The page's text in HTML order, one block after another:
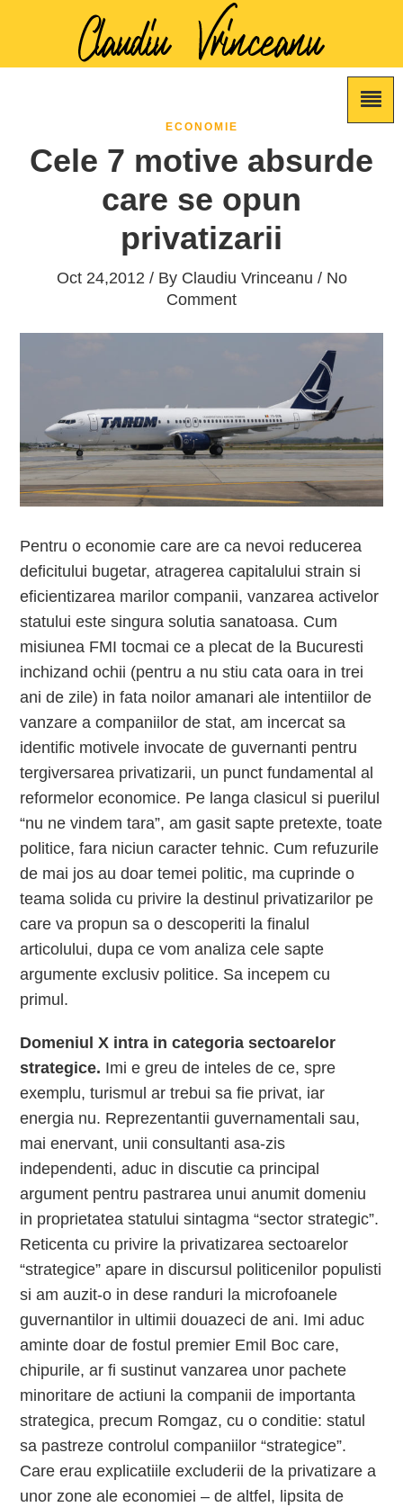
ECONOMIE
Cele 7 motive absurde
care se opun
privatizarii
Oct 24,2012 / By Claudiu Vrinceanu / No
Comment
Pentru o economie care are ca nevoi reducerea
deficitului bugetar, atragerea capitalului strain si
eficientizarea marilor companii, vanzarea activelor
statului este singura solutia sanatoasa. Cum
misiunea FMI tocmai ce a plecat de la Bucuresti
inchizand ochii (pentru a nu stiu cata oara in trei
ani de zile) in fata noilor amanari ale intentiilor de
vanzare a companiilor de stat, am incercat sa
identific motivele invocate de guvernanti pentru
tergiversarea privatizarii, un punct fundamental al
reformelor economice. Pe langa clasicul si puerilul
“nu ne vindem tara”, am gasit sapte pretexte, toate
politice, fara niciun caracter tehnic. Cum refuzurile
de mai jos au doar temei politic, ma cuprinde o
teama solida cu privire la destinul privatizarilor pe
care va propun sa o descoperiti la finalul
articolului, dupa ce vom analiza cele sapte
argumente exclusiv politice. Sa incepem cu
primul.
Domeniul X intra in categoria sectoarelor
strategice. Imi e greu de inteles de ce, spre
exemplu, turismul ar trebui sa fie privat, iar
energia nu. Reprezentantii guvernamentali sau,
mai enervant, unii consultanti asa-zis
independenti, aduc in discutie ca principal
argument pentru pastrarea unui anumit domeniu
in proprietatea statului sintagma “sector strategic”.
Reticenta cu privire la privatizarea sectoarelor
“strategice” apare in discursul politicenilor populisti
si am auzit-o in dese randuri la microfoanele
guvernantilor in ultimii douazeci de ani. Imi aduc
aminte doar de fostul premier Emil Boc care,
chipurile, ar fi sustinut vanzarea unor pachete
minoritare de actiuni la companii de importanta
strategica, precum Romgaz, cu o conditie: statul
sa pastreze controlul companiilor “strategice”.
Care erau explicatiile excluderii de la privatizare a
unor zone ale economiei – de altfel, lipsita de